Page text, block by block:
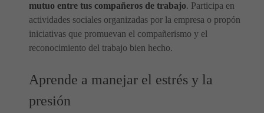
mutuo entre tus compañeros de trabajo. Participa en
actividades sociales organizadas por la empresa o propón
iniciativas que promuevan el compañerismo y el
reconocimiento del trabajo bien hecho.
Aprende a manejar el estrés y la
presión